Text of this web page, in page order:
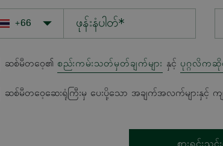
ဆစ်မီတဝေ့၏ စည်းကမ်းသတ်မှတ်ချက်များ နှင့် ပုဂ္ဂလိကဆို
ဆစ်မီတဝေ့ဆေးရုံကြီးမှ ပေးပို့သော အချက်အလက်များနှင့် ကျ